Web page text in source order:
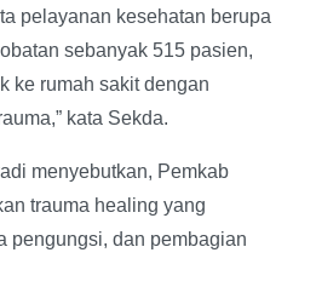
pelayanan kesehatan berupa
sebanyak 515 pasien,
ke rumah sakit dengan
kata Sekda.
menyebutkan, Pemkab
trauma healing yang
pengungsi, dan pembagian